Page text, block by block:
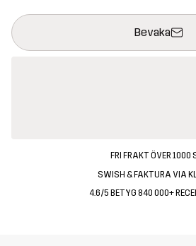
Bevaka
Denna knapp kommer att öppna en
{{size}} inte tillgänglig
FRI FRAKT ÖVER 1000
SWISH & FAKTURA VIA
4.6/5 BETYG 840 000+